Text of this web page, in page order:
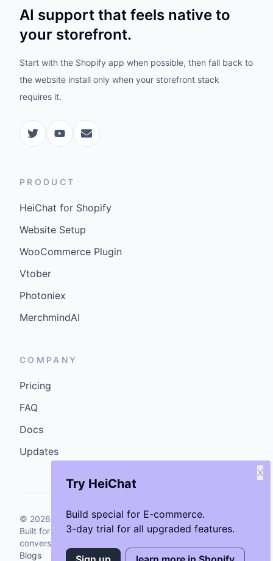
Try HeiChat
Build special for E-commerce.
3-day trial for all upgraded features.
X
AI support that feels native to
your storefront.
Start with the Shopify app when possible, then fall back to
the website install only when your storefront stack
requires it.
PRODUCT
HeiChat for Shopify
Website Setup
WooCommerce Plugin
Vtober
Photoniex
MerchmindAI
COMPANY
Pricing
FAQ
Docs
Updates
© 2026 GenCybers Inc. All rights reserved.
Built for storefronts that want faster answers and cleaner
conversions.
Blogs